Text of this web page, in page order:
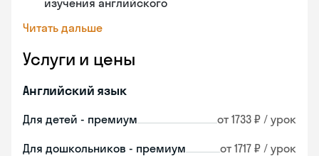
изучения английского
Читать дальше
Услуги и цены
Английский язык
Для детей - премиум от 1733 ₽ / урок
Для дошкольников - премиум от 1717 ₽ / урок